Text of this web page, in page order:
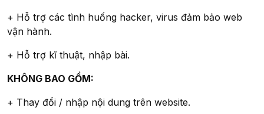
+ Hỗ trợ các tình huống hacker, virus đảm bảo web
vận hành.
+ Hỗ trợ kĩ thuật, nhập bài.
KHÔNG BAO GỒM:
+ Thay đổi / nhập nội dung trên website.